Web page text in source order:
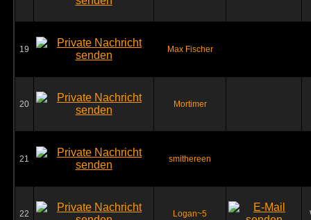
19 Max Fischer
20 Mortimer
21 smithereen
22 Logan~5